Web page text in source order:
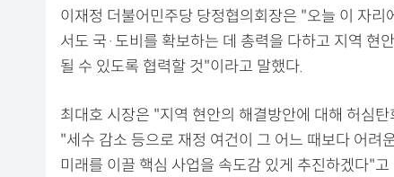
이재정 더불어민주당 당정협의회장은 "오늘 이 자리
서도 국·도비를 확보하는 데 총력을 다하고 지역 현
될 수 있도록 협력할 것"이라고 말했다.
최대호 시장은 "지역 현안의 해결방안에 대해 허심
"세수 감소 등으로 재정 여건이 그 어느 때보다 어려
미래를 이끌 핵심 사업을 속도감 있게 추진하겠다"고